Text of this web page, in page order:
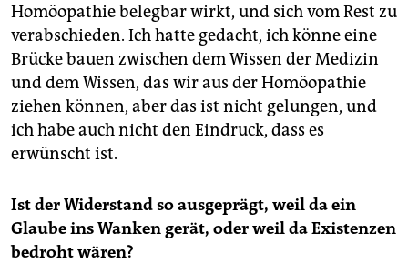
Homöopathie belegbar wirkt, und sich vom Rest zu
verabschieden. Ich hatte gedacht, ich könne eine
Brücke bauen zwischen dem Wissen der Medizin
und dem Wissen, das wir aus der Homöopathie
ziehen können, aber das ist nicht gelungen, und
ich habe auch nicht den Eindruck, dass es
erwünscht ist.
Ist der Widerstand so ausgeprägt, weil da ein
Glaube ins Wanken gerät, oder weil da Existenzen
bedroht wären?